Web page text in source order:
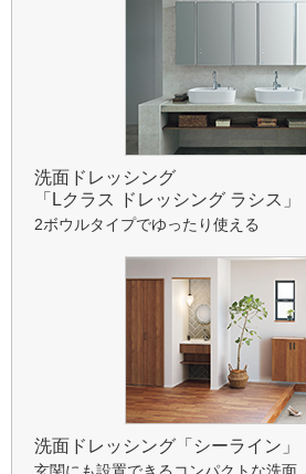
洗面ドレッシング
「Lクラス ドレッシング ラシス」
2ボウルタイプでゆったり使える
洗面ドレッシング「シーライン」